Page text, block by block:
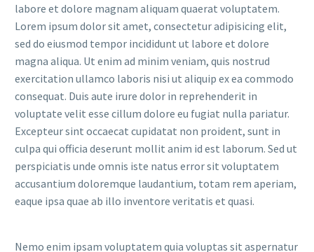
labore et dolore magnam aliquam quaerat voluptatem.
Lorem ipsum dolor sit amet, consectetur adipisicing elit,
sed do eiusmod tempor incididunt ut labore et dolore
magna aliqua. Ut enim ad minim veniam, quis nostrud
exercitation ullamco laboris nisi ut aliquip ex ea commodo
consequat. Duis aute irure dolor in reprehenderit in
voluptate velit esse cillum dolore eu fugiat nulla pariatur.
Excepteur sint occaecat cupidatat non proident, sunt in
culpa qui officia deserunt mollit anim id est laborum. Sed ut
perspiciatis unde omnis iste natus error sit voluptatem
accusantium doloremque laudantium, totam rem aperiam,
eaque ipsa quae ab illo inventore veritatis et quasi.
Nemo enim ipsam voluptatem quia voluptas sit aspernatur